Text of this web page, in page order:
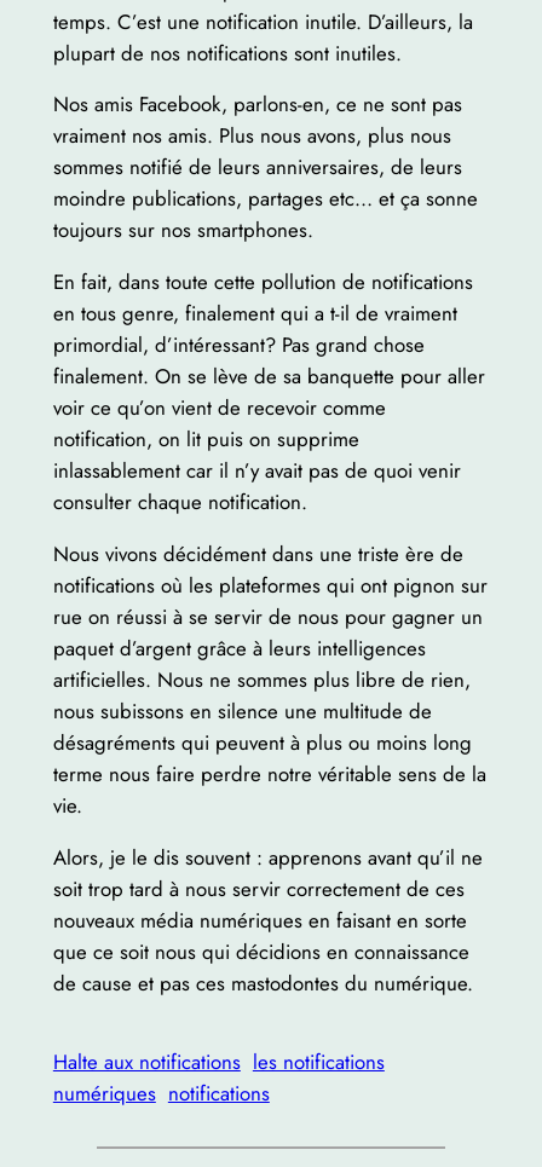
temps. C’est une notification inutile. D’ailleurs, la
plupart de nos notifications sont inutiles.
Nos amis Facebook, parlons-en, ce ne sont pas
vraiment nos amis. Plus nous avons, plus nous
sommes notifié de leurs anniversaires, de leurs
moindre publications, partages etc… et ça sonne
toujours sur nos smartphones.
En fait, dans toute cette pollution de notifications
en tous genre, finalement qui a t-il de vraiment
primordial, d’intéressant? Pas grand chose
finalement. On se lève de sa banquette pour aller
voir ce qu’on vient de recevoir comme
notification, on lit puis on supprime
inlassablement car il n’y avait pas de quoi venir
consulter chaque notification.
Nous vivons décidément dans une triste ère de
notifications où les plateformes qui ont pignon sur
rue on réussi à se servir de nous pour gagner un
paquet d’argent grâce à leurs intelligences
artificielles. Nous ne sommes plus libre de rien,
nous subissons en silence une multitude de
désagréments qui peuvent à plus ou moins long
terme nous faire perdre notre véritable sens de la
vie.
Alors, je le dis souvent : apprenons avant qu’il ne
soit trop tard à nous servir correctement de ces
nouveaux média numériques en faisant en sorte
que ce soit nous qui décidions en connaissance
de cause et pas ces mastodontes du numérique.
Halte aux notifications les notifications
numériques notifications